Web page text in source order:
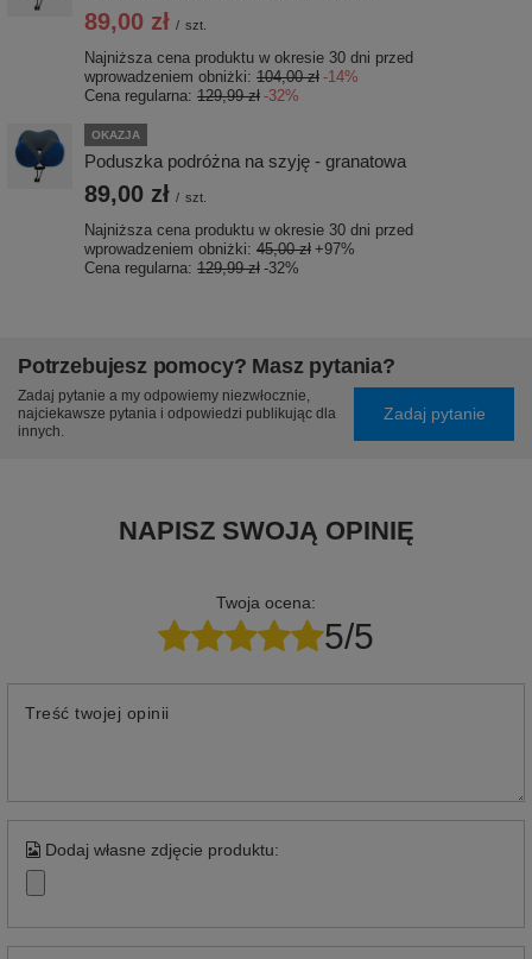
89,00 zł / szt.
Najniższa cena produktu w okresie 30 dni przed
wprowadzeniem obniżki: 104,00 zł -14%
Cena regularna: 129,99 zł -32%
OKAZJA
Poduszka podróżna na szyję - granatowa
89,00 zł / szt.
Najniższa cena produktu w okresie 30 dni przed
wprowadzeniem obniżki: 45,00 zł +97%
Cena regularna: 129,99 zł -32%
Potrzebujesz pomocy? Masz pytania?
Zadaj pytanie a my odpowiemy niezwłocznie,
najciekawsze pytania i odpowiedzi publikując dla
innych.
Zadaj pytanie
NAPISZ SWOJĄ OPINIĘ
Twoja ocena:
5/5
Treść twojej opinii
Dodaj własne zdjęcie produktu: